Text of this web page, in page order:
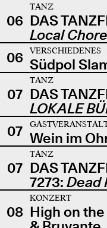
06
TANZ
DAS
Local
06
VERSCHIEDENES
Südpol
07
TANZ
DAS
LOKALE
07 Wein im
07
TANZ
DAS
7273: Dead
08
KONZERT
High on the